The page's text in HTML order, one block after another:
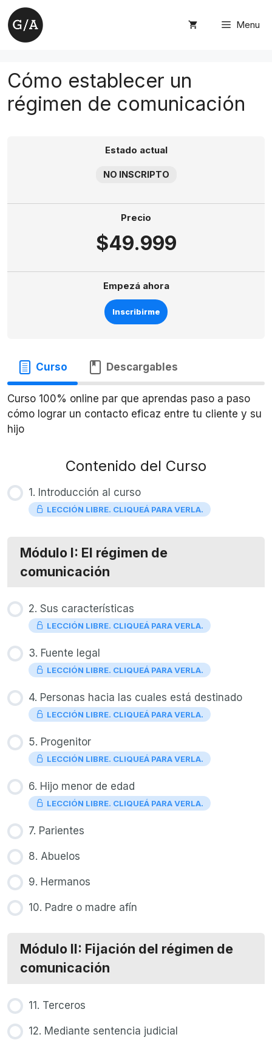
Saltar
contenido
Menu
Cómo establecer un
régimen de comunicación
Estado actual
NO INSCRIPTO
Precio
$49.999
Empezá ahora
Inscribirme
Curso Descargables
Curso 100% online par que aprendas paso a paso
cómo lograr un contacto eficaz entre tu cliente y su
hijo
Contenido del Curso
1. Introducción al curso
LECCIÓN LIBRE. CLIQUEÁ PARA VERLA.
Módulo I: El régimen de
comunicación
2. Sus características
LECCIÓN LIBRE. CLIQUEÁ PARA VERLA.
3. Fuente legal
LECCIÓN LIBRE. CLIQUEÁ PARA VERLA.
4. Personas hacia las cuales está destinado
LECCIÓN LIBRE. CLIQUEÁ PARA VERLA.
5. Progenitor
LECCIÓN LIBRE. CLIQUEÁ PARA VERLA.
6. Hijo menor de edad
LECCIÓN LIBRE. CLIQUEÁ PARA VERLA.
7. Parientes
8. Abuelos
9. Hermanos
10. Padre o madre afín
Módulo II: Fijación del régimen de
comunicación
11. Terceros
12. Mediante sentencia judicial